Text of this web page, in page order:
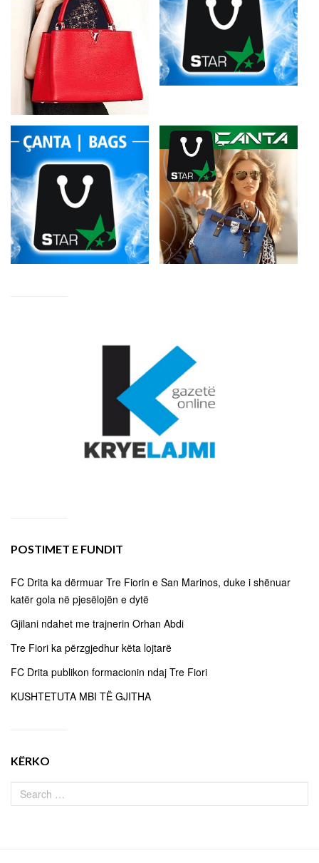
POSTIMET E FUNDIT
FC Drita ka dërmuar Tre Fiorin e San Marinos, duke i shënuar
katër gola në pjesëlojën e dytë
Gjilani ndahet me trajnerin Orhan Abdi
Tre Fiori ka përzgjedhur këta lojtarë
FC Drita publikon formacionin ndaj Tre Fiori
KUSHTETUTA MBI TË GJITHA
KËRKO